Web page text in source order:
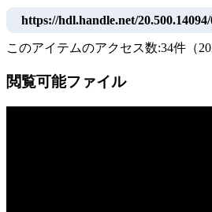
https://hdl.handle.net/20.500.14094/
このアイテムのアクセス数:34件 （
閲覧可能ファイル